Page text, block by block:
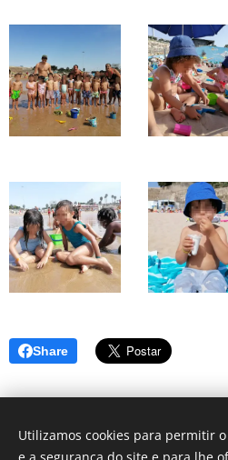
Share
Utilizamos cookies para permitir